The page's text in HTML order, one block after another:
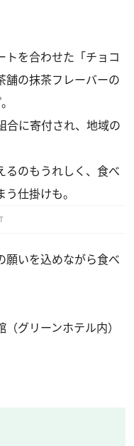
を合わせた「チョコ
舗の抹茶フレーバーの
合に寄付され、地域の
のもうれしく、食べ
仕掛けも。
いを込めながら食べ
グリーンホテル内）